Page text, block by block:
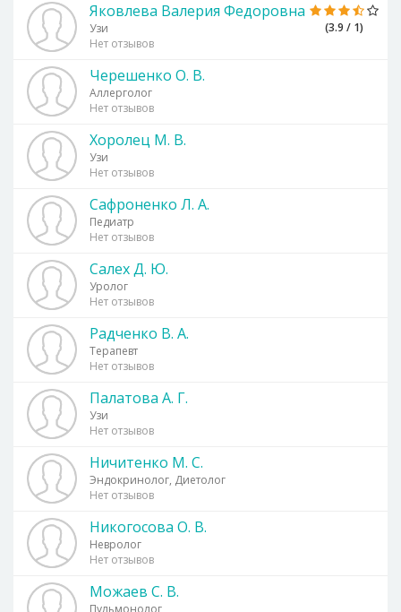
(3.9 / 1)
Яковлева Валерия Федоровна
Узи
Нет отзывов
Черешенко О. В.
Аллерголог
Нет отзывов
Хоролец М. В.
Узи
Нет отзывов
Сафроненко Л. А.
Педиатр
Нет отзывов
Салех Д. Ю.
Уролог
Нет отзывов
Радченко В. А.
Терапевт
Нет отзывов
Палатова А. Г.
Узи
Нет отзывов
Ничитенко М. С.
Эндокринолог, Диетолог
Нет отзывов
Никогосова О. В.
Невролог
Нет отзывов
Можаев С. В.
Пульмонолог